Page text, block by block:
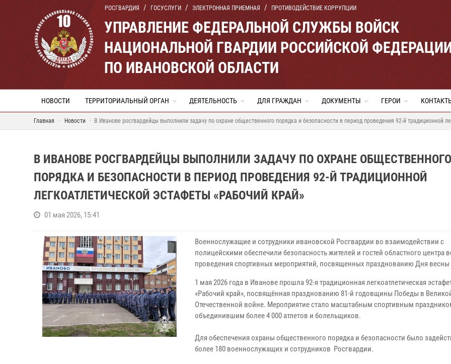
РОСГВАРДИЯ ГОСУСЛУГИ ЭЛЕКТРОННАЯ ПРИЕМНАЯ ПРОТИВОДЕЙСТВИЕ КОРРУПЦИИ
УПРАВЛЕНИЕ ФЕДЕРАЛЬНОЙ СЛУЖБЫ ВОЙСК
НАЦИОНАЛЬНОЙ ГВАРДИИ РОССИЙСКОЙ
ПО ИВАНОВСКОЙ ОБЛАСТИ
НОВОСТИ ТЕРРИТОРИАЛЬНЫЙ ОРГАН ДЕЯТЕЛЬНОСТЬ ДЛЯ ГРАЖДАН ДОКУМЕНТЫ ГЕРОИ
Главная Новости В Иванове росгвардейцы выполнили задачу по охране общественного порядка и безопасности в период проведения 92-й традиционной
В ИВАНОВЕ РОСГВАРДЕЙЦЫ ВЫПОЛНИЛИ ЗАДАЧУ ПО ОХРАНЕ ОБЩЕСТВЕННОГО
ПОРЯДКА И БЕЗОПАСНОСТИ В ПЕРИОД ПРОВЕДЕНИЯ 92-Й ТРАДИЦИОННОЙ
ЛЕГКОАТЛЕТИЧЕСКОЙ ЭСТАФЕТЫ «РАБОЧИЙ КРАЙ»
01 мая 2026, 15:41
Военнослужащие и сотрудники ивановской Росгвардии во взаимодействии с
полицейскими обеспечили безопасность жителей и гостей областного центра
проведения спортивных мероприятий, посвященных празднованию Дня весны
1 мая 2026 года в Иванове прошла 92-я традиционная легкоатлетическая
«Рабочий край», посвящённая празднованию 81-й годовщины Победы в
Отечественной войне. Мероприятие стало масштабным спортивным
объединившим более 4 000 атлетов и болельщиков.
Для обеспечения охраны общественного порядка и безопасности было
более 180 военнослужащих и сотрудников Росгвардии.